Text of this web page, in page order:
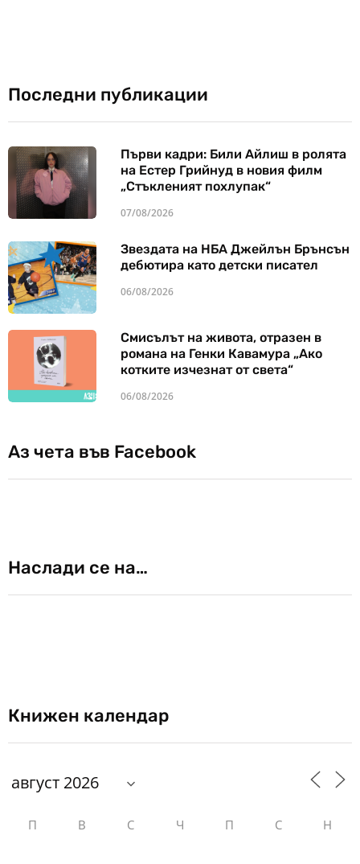
Последни публикации
Първи кадри: Били Айлиш в ролята
на Естер Грийнуд в новия филм
„Стъкленият похлупак“
07/08/2026
Звездата на НБА Джейлън Брънсън
дебютира като детски писател
06/08/2026
Смисълът на живота, отразен в
романа на Генки Кавамура „Ако
котките изчезнат от света“
06/08/2026
Аз чета във Facebook
Наслади се на…
Книжен календар
П В С Ч П С Н